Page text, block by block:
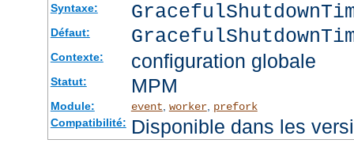
Syntaxe:
Défaut:
Contexte: configuration globale
Statut: MPM
Module: event, worker, prefork
Compatibilité: Disponible dans les